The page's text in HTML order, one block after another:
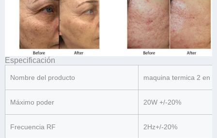
Especificación
Nombre del producto maquina termica 2 en 1
Máximo poder 20W +/-20%
Frecuencia RF 2Hz+/-20%